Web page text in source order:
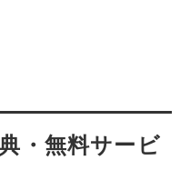
・無料サービ